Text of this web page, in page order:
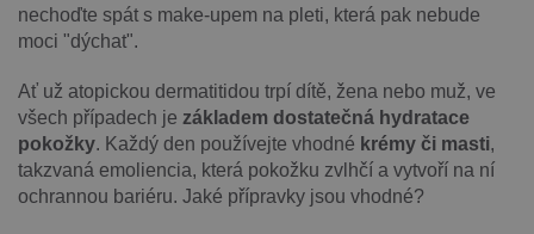
nechoďte spát s make-upem na pleti, která pak nebude
moci "dýchat".
Ať už atopickou dermatitidou trpí dítě, žena nebo muž, ve
všech případech je základem dostatečná hydratace
pokožky. Každý den používejte vhodné krémy či masti,
takzvaná emoliencia, která pokožku zvlhčí a vytvoří na ní
ochrannou bariéru. Jaké přípravky jsou vhodné?